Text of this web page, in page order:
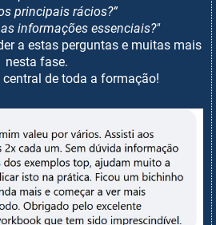
principais rácios?”
informações essenciais?"
a estas perguntas e muitas mais
nesta fase.
central de toda a formação!